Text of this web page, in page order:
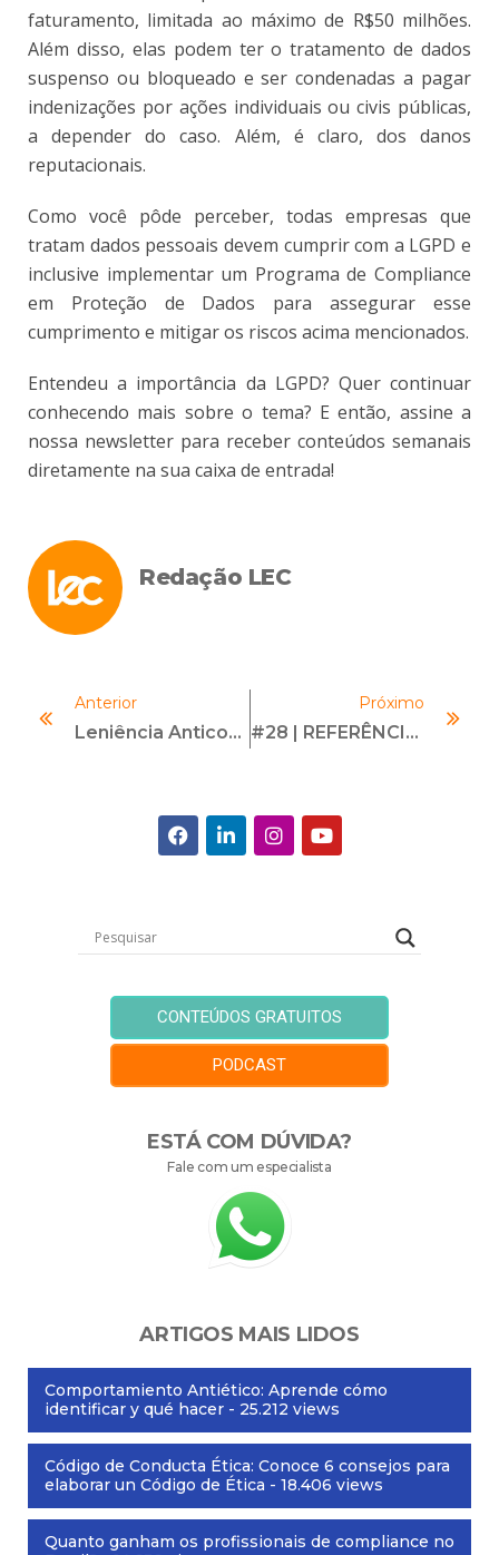
faturamento, limitada ao máximo de R$50 milhões.
Além disso, elas podem ter o tratamento de dados
suspenso ou bloqueado e ser condenadas a pagar
indenizações por ações individuais ou civis públicas,
a depender do caso. Além, é claro, dos danos
reputacionais.
Como você pôde perceber, todas empresas que
tratam dados pessoais devem cumprir com a LGPD e
inclusive implementar um Programa de Compliance
em Proteção de Dados para assegurar esse
cumprimento e mitigar os riscos acima mencionados.
Entendeu a importância da LGPD? Quer continuar
conhecendo mais sobre o tema? E então, assine a
nossa newsletter para receber conteúdos semanais
diretamente na sua caixa de entrada!
Redação LEC
Anterior
Leniência Anticorrupção E Segurança Jurídica: Avanços E Desafios
Próximo
#28 | REFERÊNCIAS DE ESTUDO PARA COMPLIANCE OFFICERS | Com Reynaldo Goto
CONTEÚDOS GRATUITOS
PODCAST
ESTÁ COM DÚVIDA?
Fale com um especialista
ARTIGOS MAIS LIDOS
Comportamiento Antiético: Aprende cómo
identificar y qué hacer - 25.212 views
Código de Conducta Ética: Conoce 6 consejos para
elaborar un Código de Ética - 18.406 views
Quanto ganham os profissionais de compliance no